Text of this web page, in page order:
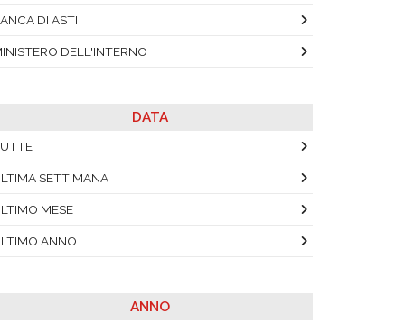
DI ASTI
DELL'INTERNO
DATA
SETTIMANA
MESE
ANNO
ANNO